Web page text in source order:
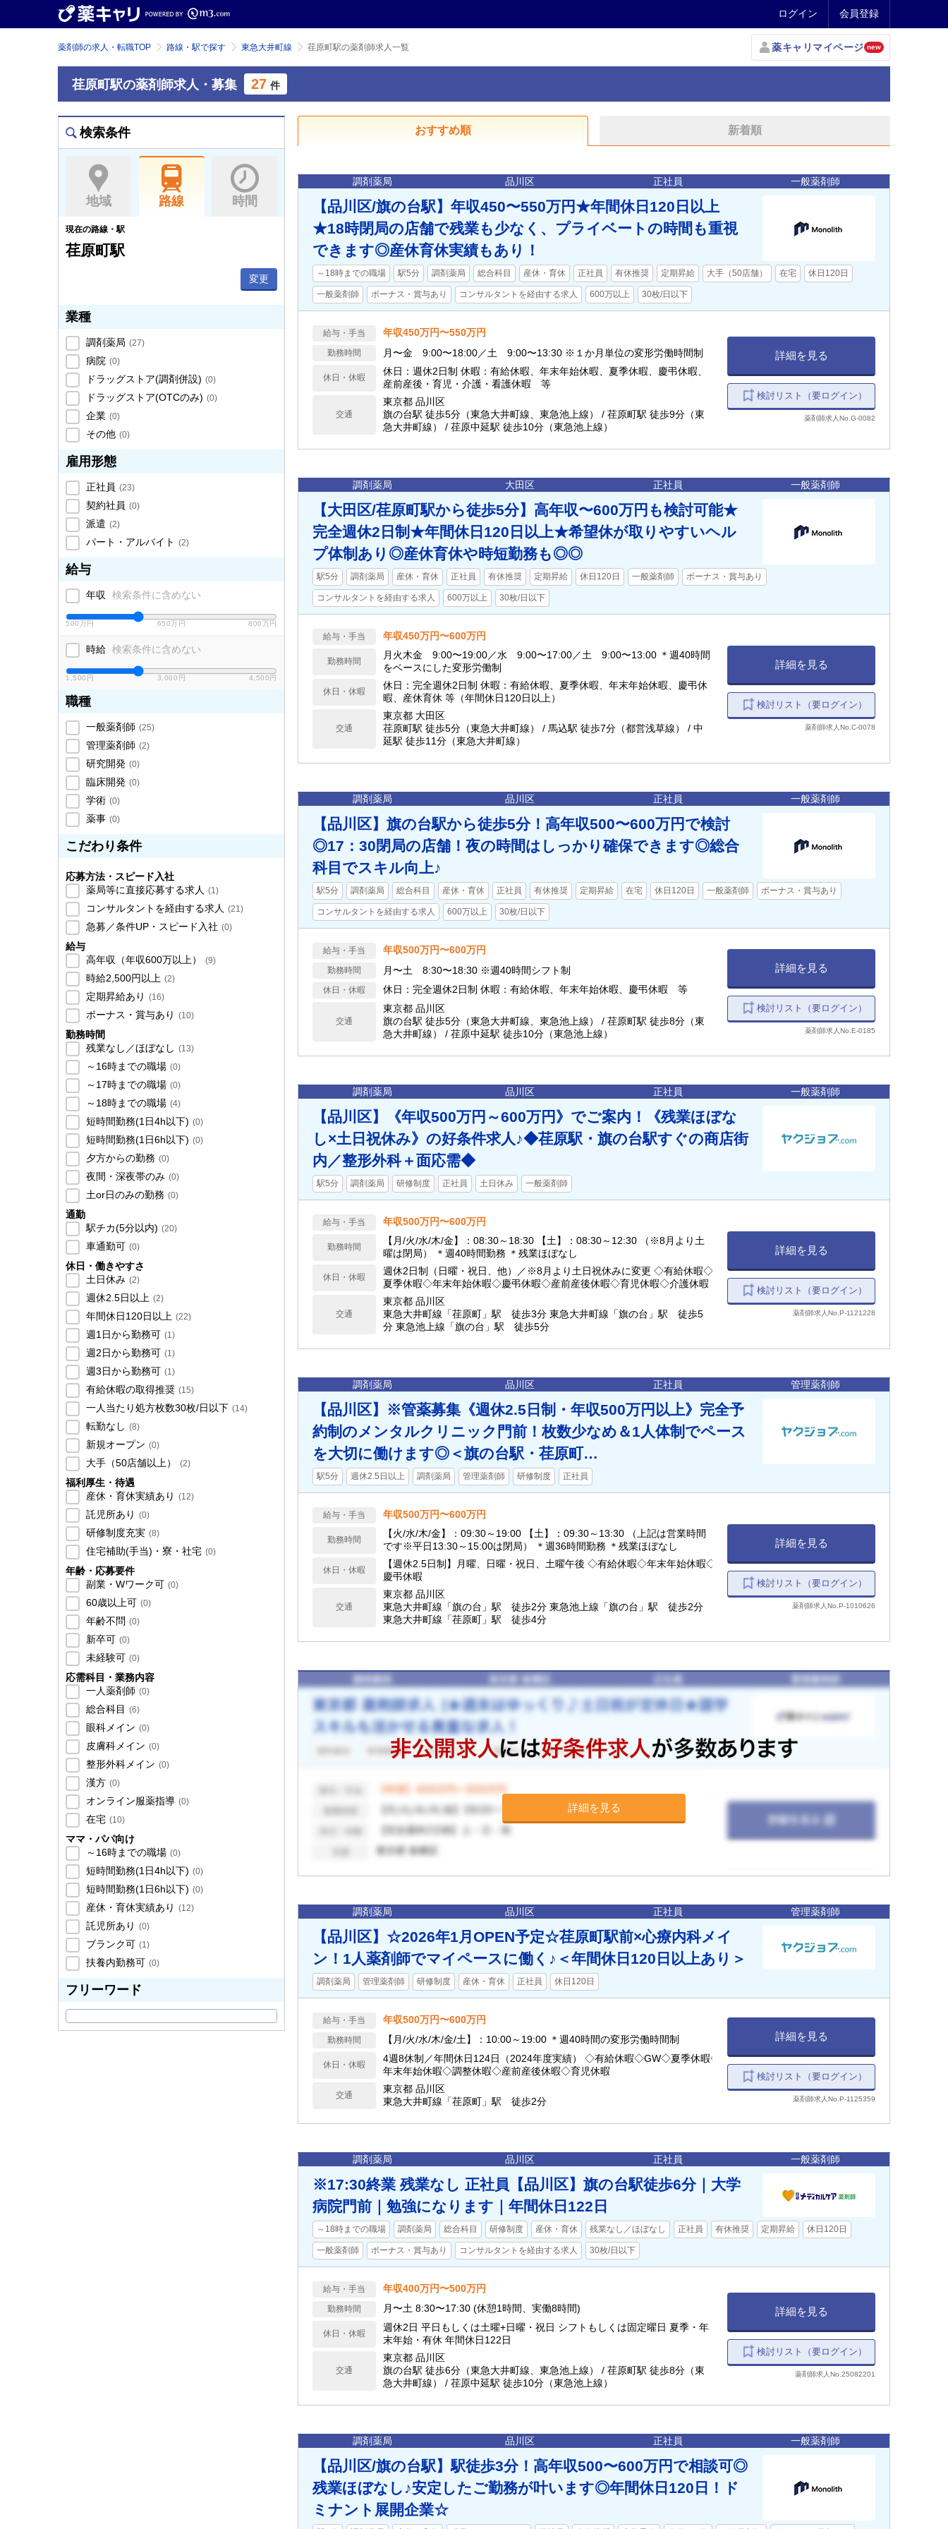
ログイン 会員登録
薬剤師の求人・転職TOP 路線・駅で探す 東急大井町線 荏原町駅の薬剤師求人一覧 薬キャリマイページ new
荏原町駅の薬剤師求人・募集 27 件
検索条件
地域 路線 時間
現在の路線・駅
荏原町駅
変更
業種
調剤薬局 (27)
病院 (0)
ドラッグストア(調剤併設) (0)
ドラッグストア(OTCのみ) (0)
企業 (0)
その他 (0)
雇用形態
正社員 (23)
契約社員 (0)
派遣 (2)
パート・アルバイト (2)
給与
年収 検索条件に含めない
500万円 650万円 800万円
時給 検索条件に含めない
1,500円 3,000円 4,500円
職種
一般薬剤師 (25)
管理薬剤師 (2)
研究開発 (0)
臨床開発 (0)
学術 (0)
薬事 (0)
こだわり条件
応募方法・スピード入社
薬局等に直接応募する求人 (1)
コンサルタントを経由する求人 (21)
急募／条件UP・スピード入社 (0)
給与
高年収（年収600万以上）
(9)
時給2,500円以上 (2)
定期昇給あり (16)
ボーナス・賞与あり (10)
勤務時間
残業なし／ほぼなし (13)
～16時までの職場 (0)
～17時までの職場 (0)
～18時までの職場 (4)
短時間勤務(1日4h以下) (0)
短時間勤務(1日6h以下) (0)
夕方からの勤務 (0)
夜間・深夜帯のみ (0)
土or日のみの勤務 (0)
通勤
駅チカ(5分以内) (20)
車通勤可 (0)
休日・働きやすさ
土日休み (2)
週休2.5日以上 (2)
年間休日120日以上 (22)
週1日から勤務可 (1)
週2日から勤務可 (1)
週3日から勤務可 (1)
有給休暇の取得推奨 (15)
一人当たり処方枚数30枚/日以下 (14)
転勤なし (8)
新規オープン (0)
大手（50店舗以上） (2)
福利厚生・待遇
産休・育休実績あり (12)
託児所あり (0)
研修制度充実 (8)
住宅補助(手当)・寮・社宅 (0)
年齢・応募要件
副業・Wワーク可 (0)
60歳以上可 (0)
年齢不問 (0)
新卒可 (0)
未経験可 (0)
応需科目・業務内容
一人薬剤師 (0)
総合科目 (6)
眼科メイン (0)
皮膚科メイン (0)
整形外科メイン (0)
漢方 (0)
オンライン服薬指導 (0)
在宅 (10)
ママ・パパ向け
～16時までの職場 (0)
短時間勤務(1日4h以下) (0)
短時間勤務(1日6h以下) (0)
産休・育休実績あり (12)
託児所あり (0)
ブランク可 (1)
扶養内勤務可 (0)
フリーワード
おすすめ順 新着順
調剤薬局 品川区 正社員 一般薬剤師
【品川区/旗の台駅】年収450〜550万円★年間休日120日以上
★18時閉局の店舗で残業も少なく、プライベートの時間も重視
できます◎産休育休実績もあり！
～18時までの職場 駅5分 調剤薬局 総合科目 産休・育休 正社員 有休推奨 定期昇給 大手（50店舗） 在宅 休日120日
一般薬剤師 ボーナス・賞与あり コンサルタントを経由する求人 600万以上 30枚/日以下
給与・手当 年収450万円〜550万円
勤務時間 月〜金 9:00〜18:00／土 9:00〜13:30 ※１か月単位の変形労働時間制
休日・休暇
休日：週休2日制 休暇：有給休暇、年末年始休暇、夏季休暇、慶弔休暇、
産前産後・育児・介護・看護休暇 等
交通
東京都 品川区
旗の台駅 徒歩5分（東急大井町線、東急池上線） / 荏原町駅 徒歩9分（東
急大井町線） / 荏原中延駅 徒歩10分（東急池上線）
詳細を見る
検討リスト（要ログイン）
薬剤師求人No.G-0082
調剤薬局 大田区 正社員 一般薬剤師
【大田区/荏原町駅から徒歩5分】高年収〜600万円も検討可能★
完全週休2日制★年間休日120日以上★希望休が取りやすいヘル
プ体制あり◎産休育休や時短勤務も◎◎
駅5分 調剤薬局 産休・育休 正社員 有休推奨 定期昇給 休日120日 一般薬剤師 ボーナス・賞与あり
コンサルタントを経由する求人 600万以上 30枚/日以下
給与・手当 年収450万円〜600万円
勤務時間
月火木金 9:00〜19:00／水 9:00〜17:00／土 9:00〜13:00 ＊週40時間
をベースにした変形労働制
休日・休暇
休日：完全週休2日制 休暇：有給休暇、夏季休暇、年末年始休暇、慶弔休
暇、産休育休 等（年間休日120日以上）
交通
東京都 大田区
荏原町駅 徒歩5分（東急大井町線） / 馬込駅 徒歩7分（都営浅草線） / 中
延駅 徒歩11分（東急大井町線）
詳細を見る
検討リスト（要ログイン）
薬剤師求人No.C-0078
調剤薬局 品川区 正社員 一般薬剤師
【品川区】旗の台駅から徒歩5分！高年収500〜600万円で検討
◎17：30閉局の店舗！夜の時間はしっかり確保できます◎総合
科目でスキル向上♪
駅5分 調剤薬局 総合科目 産休・育休 正社員 有休推奨 定期昇給 在宅 休日120日 一般薬剤師 ボーナス・賞与あり
コンサルタントを経由する求人 600万以上 30枚/日以下
給与・手当 年収500万円〜600万円
勤務時間 月〜土 8:30〜18:30 ※週40時間シフト制
休日・休暇 休日：完全週休2日制 休暇：有給休暇、年末年始休暇、慶弔休暇 等
交通
東京都 品川区
旗の台駅 徒歩5分（東急大井町線、東急池上線） / 荏原町駅 徒歩8分（東
急大井町線） / 荏原中延駅 徒歩10分（東急池上線）
詳細を見る
検討リスト（要ログイン）
薬剤師求人No.E-0185
調剤薬局 品川区 正社員 一般薬剤師
【品川区】《年収500万円～600万円》でご案内！《残業ほぼな
し×土日祝休み》の好条件求人♪◆荏原駅・旗の台駅すぐの商店街
内／整形外科＋面応需◆
駅5分 調剤薬局 研修制度 正社員 土日休み 一般薬剤師
給与・手当 年収500万円〜600万円
勤務時間
【月/火/水/木/金】：08:30～18:30 【土】：08:30～12:30 （※8月より土
曜は閉局） ＊週40時間勤務 ＊残業ほぼなし
休日・休暇
週休2日制（日曜・祝日、他）／※8月より土日祝休みに変更 ◇有給休暇◇
夏季休暇◇年末年始休暇◇慶弔休暇◇産前産後休暇◇育児休暇◇介護休暇
交通
東京都 品川区
東急大井町線「荏原町」駅 徒歩3分 東急大井町線「旗の台」駅 徒歩5
分 東急池上線「旗の台」駅 徒歩5分
詳細を見る
検討リスト（要ログイン）
薬剤師求人No.P-1121228
調剤薬局 品川区 正社員 管理薬剤師
【品川区】※管薬募集《週休2.5日制・年収500万円以上》完全予
約制のメンタルクリニック門前！枚数少なめ＆1人体制でペース
を大切に働けます◎＜旗の台駅・荏原町…
駅5分 週休2.5日以上 調剤薬局 管理薬剤師 研修制度 正社員
給与・手当 年収500万円〜600万円
勤務時間
【火/水/木/金】：09:30～19:00 【土】：09:30～13:30 （上記は営業時間
です※平日13:30～15:00は閉局） ＊週36時間勤務 ＊残業ほぼなし
休日・休暇
【週休2.5日制】月曜、日曜・祝日、土曜午後 ◇有給休暇◇年末年始休暇◇
慶弔休暇
交通
東京都 品川区
東急大井町線「旗の台」駅 徒歩2分 東急池上線「旗の台」駅 徒歩2分
東急大井町線「荏原町」駅 徒歩4分
詳細を見る
検討リスト（要ログイン）
薬剤師求人No.P-1010626
詳細を見る
調剤薬局 品川区 正社員 管理薬剤師
【品川区】☆2026年1月OPEN予定☆荏原町駅前×心療内科メイ
ン！1人薬剤師でマイペースに働く♪＜年間休日120日以上あり＞
調剤薬局 管理薬剤師 研修制度 産休・育休 正社員 休日120日
給与・手当 年収500万円〜600万円
勤務時間 【月/火/水/木/金/土】：10:00～19:00 ＊週40時間の変形労働時間制
休日・休暇
4週8休制／年間休日124日（2024年度実績） ◇有給休暇◇GW◇夏季休暇◇
年末年始休暇◇調整休暇◇産前産後休暇◇育児休暇
交通
東京都 品川区
東急大井町線「荏原町」駅 徒歩2分
詳細を見る
検討リスト（要ログイン）
薬剤師求人No.P-1125359
調剤薬局 品川区 正社員 一般薬剤師
※17:30終業 残業なし 正社員【品川区】旗の台駅徒歩6分｜大学
病院門前｜勉強になります｜年間休日122日
～18時までの職場 調剤薬局 総合科目 研修制度 産休・育休 残業なし／ほぼなし 正社員 有休推奨 定期昇給 休日120日
一般薬剤師 ボーナス・賞与あり コンサルタントを経由する求人 30枚/日以下
給与・手当 年収400万円〜500万円
勤務時間 月〜土 8:30〜17:30 (休憩1時間、実働8時間)
休日・休暇
週休2日 平日もしくは土曜+日曜・祝日 シフトもしくは固定曜日 夏季・年
末年始・有休 年間休日122日
交通
東京都 品川区
旗の台駅 徒歩6分（東急大井町線、東急池上線） / 荏原町駅 徒歩8分（東
急大井町線） / 荏原中延駅 徒歩10分（東急池上線）
詳細を見る
検討リスト（要ログイン）
薬剤師求人No.25082201
調剤薬局 品川区 正社員 一般薬剤師
【品川区/旗の台駅】駅徒歩3分！高年収500〜600万円で相談可◎
残業ほぼなし♪安定したご勤務が叶います◎年間休日120日！ド
ミナント展開企業☆